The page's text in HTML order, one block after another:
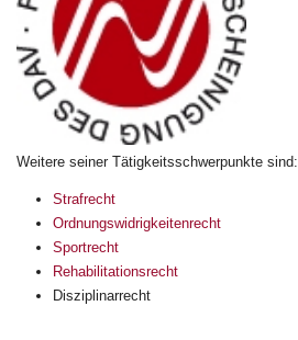
Weitere seiner Tätigkeitsschwerpunkte sind:
Strafrecht
Ordnungswidrigkeitenrecht
Sportrecht
Rehabilitationsrecht
Disziplinarrecht